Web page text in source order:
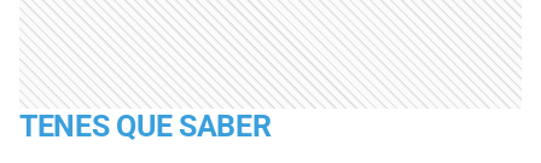
TENES QUE SABER